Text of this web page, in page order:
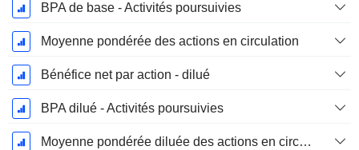
BPA de base - Activités poursuivies
Moyenne pondérée des actions en circulation
Bénéfice net par action - dilué
BPA dilué - Activités poursuivies
Moyenne pondérée diluée des actions en circulation